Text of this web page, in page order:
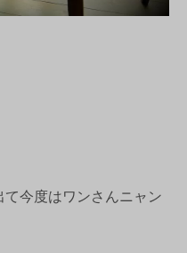
今度はワンさんニャン